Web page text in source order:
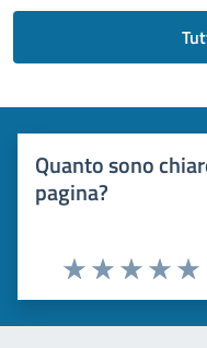
Quanto sono
pagina?
Valuta
Valuta 3
Valuta 2 stelle
Valuta 1 stelle su 5